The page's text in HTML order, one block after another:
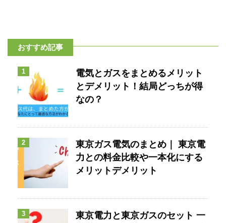
おすすめ記事
1
電気とガスをまとめるメリット
とデメリット！結局どっちが得
なの？
2
東京ガス電気のまとめ｜ 東京電
力との料金比較や一本化にする
メリットデメリット
3
東京電力と東京ガスのセット 一